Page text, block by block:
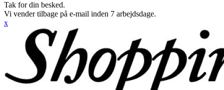
Tak for din besked.
Vi vender tilbage på e-mail inden 7 arbejdsdage.
x